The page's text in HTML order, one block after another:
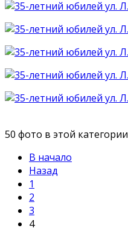
50 фото в этой категории
В начало
Назад
1
2
3
4